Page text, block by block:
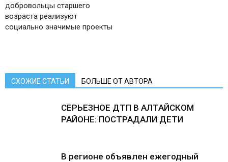
добровольцы старшего
возраста реализуют
социально значимые проекты
СХОЖИЕ СТАТЬИ БОЛЬШЕ ОТ АВТОРА
СЕРЬЕЗНОЕ ДТП В АЛТАЙСКОМ
РАЙОНЕ: ПОСТРАДАЛИ ДЕТИ
В регионе объявлен ежегодный